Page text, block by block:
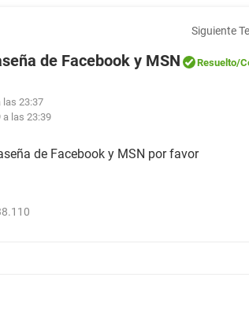
Siguiente
de Facebook y MSN Resuelto/
las 23:37
a las 23:39
de Facebook y MSN por favor